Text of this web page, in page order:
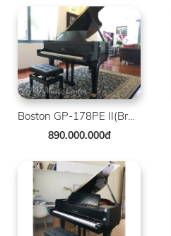
Boston GP-178PE II(Brand New )
890.000.000đ